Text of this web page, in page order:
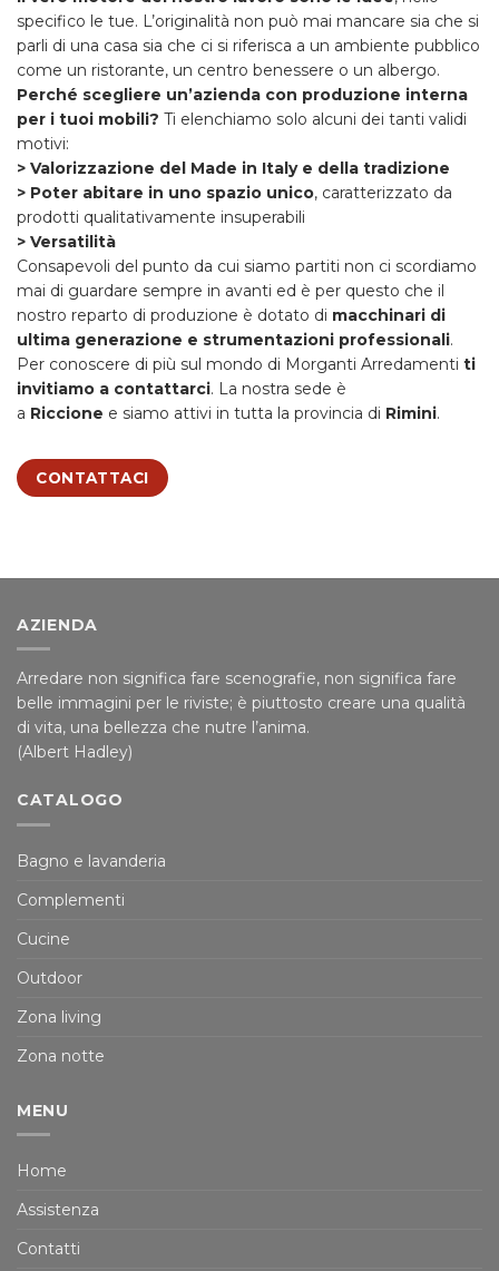
specifico le tue. L’originalità non può mai mancare sia che si
parli di una casa sia che ci si riferisca a un ambiente pubblico
come un ristorante, un centro benessere o un albergo.
Perché scegliere un’azienda con produzione interna
per i tuoi mobili? Ti elenchiamo solo alcuni dei tanti validi
motivi:
> Valorizzazione del Made in Italy e della tradizione
> Poter abitare in uno spazio unico, caratterizzato da
prodotti qualitativamente insuperabili
> Versatilità
Consapevoli del punto da cui siamo partiti non ci scordiamo
mai di guardare sempre in avanti ed è per questo che il
nostro reparto di produzione è dotato di macchinari di
ultima generazione e strumentazioni professionali.
Per conoscere di più sul mondo di Morganti Arredamenti ti
invitiamo a contattarci. La nostra sede è
a Riccione e siamo attivi in tutta la provincia di Rimini.
CONTATTACI
AZIENDA
Arredare non significa fare scenografie, non significa fare
belle immagini per le riviste; è piuttosto creare una qualità
di vita, una bellezza che nutre l’anima.
(Albert Hadley)
CATALOGO
Bagno e lavanderia
Complementi
Cucine
Outdoor
Zona living
Zona notte
MENU
Home
Assistenza
Contatti